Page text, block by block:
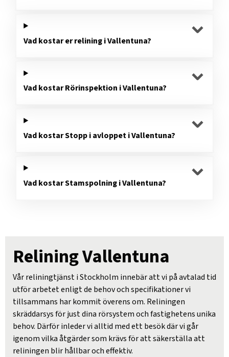
Vad kostar er relining i Vallentuna?
Vad kostar Rörinspektion i Vallentuna?
Vad kostar Stopp i avloppet i Vallentuna?
Vad kostar Stamspolning i Vallentuna?
Relining Vallentuna
Vår reliningtjänst i Stockholm innebär att vi på avtalad tid
utför arbetet enligt de behov och specifikationer vi
tillsammans har kommit överens om. Reliningen
skräddarsys för just dina rörsystem och fastighetens unika
behov. Därför inleder vi alltid med ett besök där vi går
igenom vilka åtgärder som krävs för att säkerställa att
reliningen blir hållbar och effektiv.